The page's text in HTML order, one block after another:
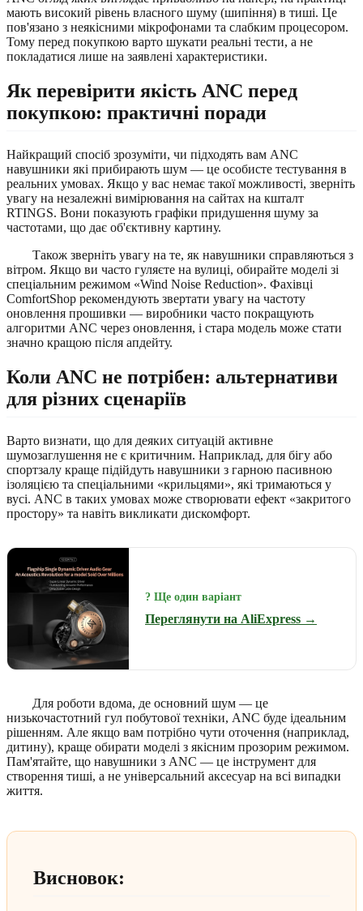
мають високий рівень власного шуму (шипіння) в тиші. Це
пов'язано з неякісними мікрофонами та слабким процесором.
Тому перед покупкою варто шукати реальні тести, а не
покладатися лише на заявлені характеристики.
Як перевірити якість ANC перед
покупкою: практичні поради
Найкращий спосіб зрозуміти, чи підходять вам ANC
навушники які прибирають шум — це особисте тестування в
реальних умовах. Якщо у вас немає такої можливості, зверніть
увагу на незалежні вимірювання на сайтах на кшталт
RTINGS. Вони показують графіки придушення шуму за
частотами, що дає об'єктивну картину.
Також зверніть увагу на те, як навушники справляються з
вітром. Якщо ви часто гуляєте на вулиці, обирайте моделі зі
спеціальним режимом «Wind Noise Reduction». Фахівці
ComfortShop рекомендують звертати увагу на частоту
оновлення прошивки — виробники часто покращують
алгоритми ANC через оновлення, і стара модель може стати
значно кращою після апдейту.
Коли ANC не потрібен: альтернативи
для різних сценаріїв
Варто визнати, що для деяких ситуацій активне
шумозаглушення не є критичним. Наприклад, для бігу або
спортзалу краще підійдуть навушники з гарною пасивною
ізоляцією та спеціальними «крильцями», які тримаються у
вусі. ANC в таких умовах може створювати ефект «закритого
простору» та навіть викликати дискомфорт.
? Ще один варіант
Переглянути на AliExpress →
Для роботи вдома, де основний шум — це
низькочастотний гул побутової техніки, ANC буде ідеальним
рішенням. Але якщо вам потрібно чути оточення (наприклад,
дитину), краще обирати моделі з якісним прозорим режимом.
Пам'ятайте, що навушники з ANC — це інструмент для
створення тиші, а не універсальний аксесуар на всі випадки
життя.
Висновок: